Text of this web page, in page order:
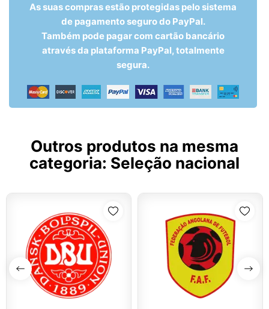
As suas compras estão protegidas pelo sistema
de pagamento seguro do PayPal.
Também pode pagar com cartão bancário
através da plataforma PayPal, totalmente
segura.
Outros produtos na mesma
categoria: Seleção nacional